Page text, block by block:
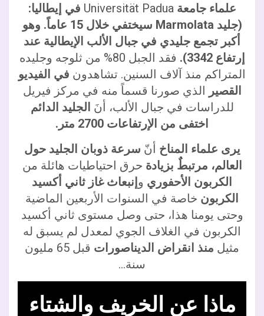
علماء جامعة Universität Padua في إيطاليا:
(جليد Marmolata
سيختفي خلال 15 عاماً. وهو
أكبر تجمع جليدي في جبال الألب الإيطالية عند
إرتفاع 3342).
فقد الجبل 80% من ثلوجه وجليده
المتراكم منذ آلاف السنين. تشاهدون في الفيديو
القصير الذي صورنا قسماً منه في مركز فيريل
للدراسات في جبال الألب، أنَ الجليد الدائم
اختفى من الإرتفاعات 2700 متر.
يرى علماء المناخ أنّ سرعة ذوبان الجليد حول
العالم، مرتبطٌ بزيادة حرق احتياطيات هائلة من
الكربون الأحفوري و إنبعاث غاز ثاني أكسيد
الكربون خاصة في السنوات الأربعين الماضية
وحتى يومنا هذا، حتى وصل مستوى ثاني أكسيد
الكربون في الغلاف الجوي لمعدل لم يسبق له
مثيل منذ انقراض الديناصورات
قبل 65 مليون
سنة…
ماذا عن الخريف والشتاء